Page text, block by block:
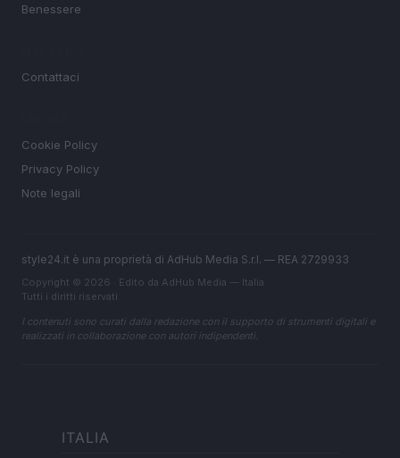
Benessere
Contattaci
Cookie Policy
Privacy Policy
Note legali
style24.it è una proprietà di AdHub Media S.r.l. — REA 2729933
Copyright © 2026 · Edito da AdHub Media — Italia
Tutti i diritti riservati
I contenuti sono curati dalla redazione con il supporto di strumenti digitali e
realizzati in collaborazione con autori indipendenti.
ITALIA